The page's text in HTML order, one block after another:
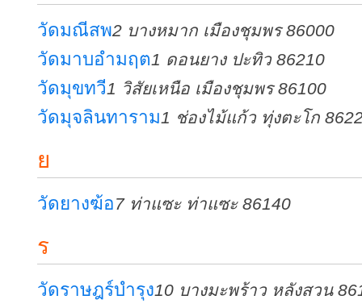
วัดมณีสพ2 บางหมาก เมืองชุมพร 86000
วัดมาบอำมฤต1 ดอนยาง ปะทิว 86210
วัดมุขทวี1 วิสัยเหนือ เมืองชุมพร 86100
วัดมุจลินทาราม1 ช่องไม้แก้ว ทุ่งตะโก
ย
วัดยางฆ้อ7 ท่าแซะ ท่าแซะ 86140
ร
วัดราษฎร์บำรุง10 บางมะพร้าว หลังสวน